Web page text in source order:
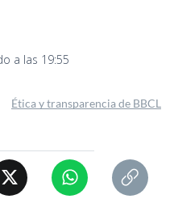
a las 19:55
Ética y transparencia de BBCL